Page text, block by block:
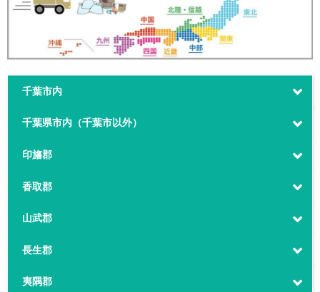
千葉市内
千葉県市内（千葉市以外）
印旛郡
香取郡
山武郡
長生郡
夷隅郡